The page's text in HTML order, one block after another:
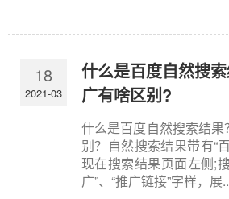
18
2021-03
什么是百度自然搜
广有啥区别?
什么是百度自然搜索结
别？自然搜索结果带有“
现在搜索结果页面左侧;
广”、“推广链接”字样，展